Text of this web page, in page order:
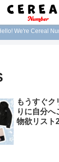
We're Cereal
もうすぐク
りに自分へ
物欲リスト